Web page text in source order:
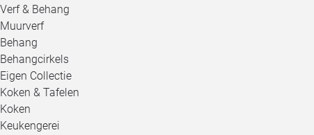
Verf & Behang
Muurverf
Behang
Behangcirkels
Eigen Collectie
Koken & Tafelen
Koken
Keukengerei